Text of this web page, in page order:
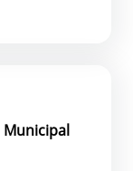
Municipal